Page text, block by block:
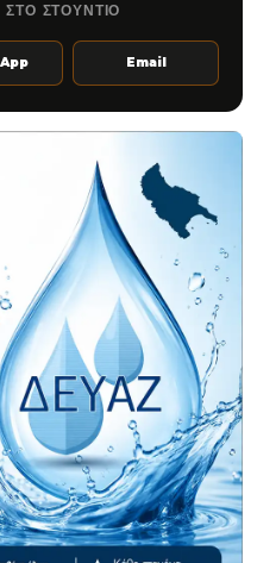
ΣΤΟΥΝΤΙΟ
Email